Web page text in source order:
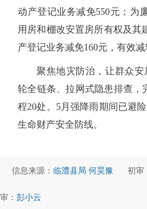
动产登记业务减免550元；为
用房和棚改安置房所有权及其
产登记业务减免160元，有效减
聚焦地灾防治，让群众
轮全链条、拉网式隐患排查，
程20处。5月强降雨期间已避
生命财产安全防线。
信息来源： 临澧县局 何昊豫 初审
审： 彭小云